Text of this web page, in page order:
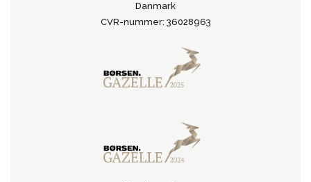
Danmark
CVR-nummer: 36028963